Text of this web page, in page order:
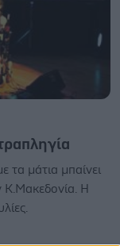
τα μάτια μπαίνει
Κ.Μακεδονία. Η